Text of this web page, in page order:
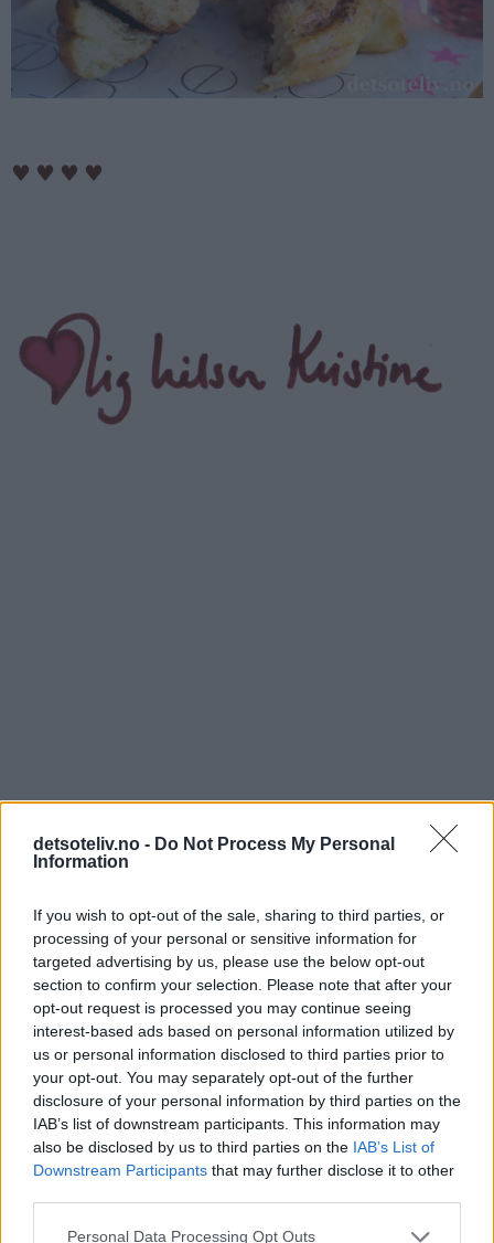
detsoteliv.no - Do Not Process My Personal
Information
If you wish to opt-out of the sale, sharing to third parties, or
processing of your personal or sensitive information for
targeted advertising by us, please use the below opt-out
section to confirm your selection. Please note that after your
opt-out request is processed you may continue seeing
interest-based ads based on personal information utilized by
us or personal information disclosed to third parties prior to
your opt-out. You may separately opt-out of the further
disclosure of your personal information by third parties on the
IAB’s list of downstream participants. This information may
also be disclosed by us to third parties on the IAB’s List of
Downstream Participants that may further disclose it to other
Personal Data Processing Opt Outs
♥ ♥ ♥ ♥
print